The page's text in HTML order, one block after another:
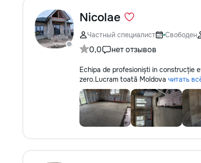
Nicolae
Частный специалист Свободен
0,0 нет отзывов
Echipa de profesioniști in construcție
zero.Lucram toată Moldova читать